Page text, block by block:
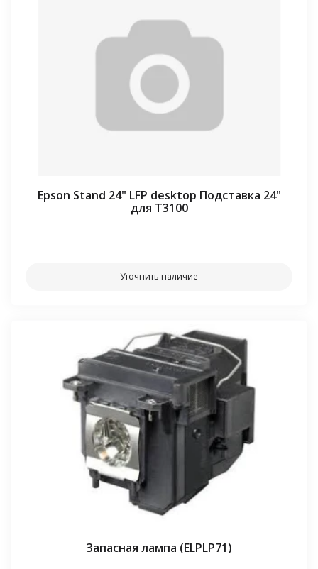
Epson Stand 24" LFP desktop Подставка 24"
для T3100
Уточнить наличие
Запасная лампа (ELPLP71)